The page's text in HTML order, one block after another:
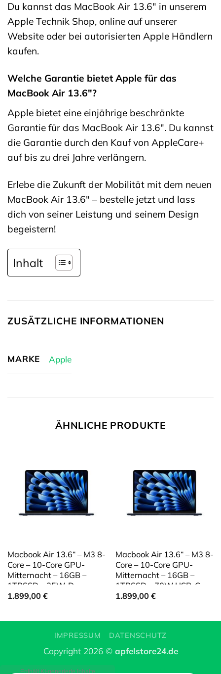
Du kannst das MacBook Air 13.6″ in unserem
Apple Technik Shop, online auf unserer
Website oder bei autorisierten Apple Händlern
kaufen.
Welche Garantie bietet Apple für das
MacBook Air 13.6″?
Apple bietet eine einjährige beschränkte
Garantie für das MacBook Air 13.6″. Du kannst
die Garantie durch den Kauf von AppleCare+
auf bis zu drei Jahre verlängern.
Erlebe die Zukunft der Mobilität mit dem neuen
MacBook Air 13.6″ – bestelle jetzt und lass
dich von seiner Leistung und seinem Design
begeistern!
Inhalt
ZUSÄTZLICHE INFORMATIONEN
MARKE Apple
ÄHNLICHE PRODUKTE
Macbook Air 13.6“ – M3 8-
Core – 10-Core GPU-
Mitternacht – 16GB –
1TBSSD – 35W-D
1.899,00 €
Macbook Air 13.6“ – M3 8-
Core – 10-Core GPU-
Mitternacht – 16GB –
1TBSSD – 70W USB-C
Power
1.899,00 €
IMPRESSUM DATENSCHUTZ
Copyright 2026 © apfelstore24.de